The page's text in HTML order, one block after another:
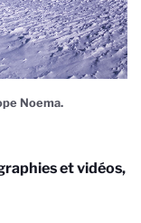
Noema.
et vidéos,